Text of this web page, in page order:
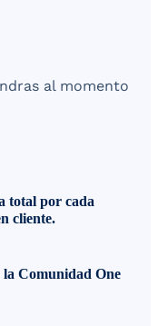
al momento
total por cada
cliente.
la Comunidad One